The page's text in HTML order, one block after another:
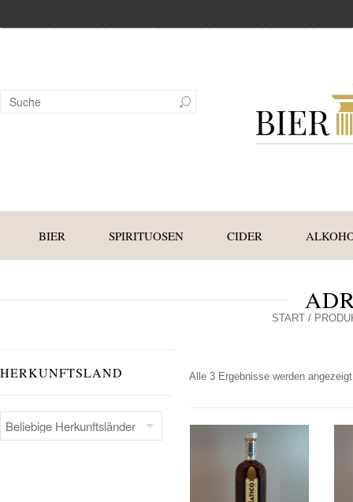
BIER SPIRITUOSEN CIDER
START /
HERKUNFTSLAND Alle 3 Ergebnisse werden angezeigt